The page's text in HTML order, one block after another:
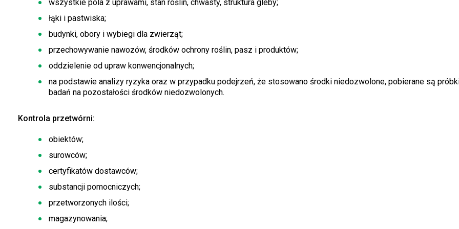
wszystkie pola z uprawami, stan roślin, chwasty, struktura gleby;
łąki i pastwiska;
budynki, obory i wybiegi dla zwierząt;
przechowywanie nawozów, środków ochrony roślin, pasz i produktów;
oddzielenie od upraw konwencjonalnych;
na podstawie analizy ryzyka oraz w przypadku podejrzeń, że stosowano środki niedozwolone, pobierane są
badań na pozostałości środków niedozwolonych.
Kontrola przetwórni:
obiektów;
surowców;
certyfikatów dostawców;
substancji pomocniczych;
przetworzonych ilości;
magazynowania;